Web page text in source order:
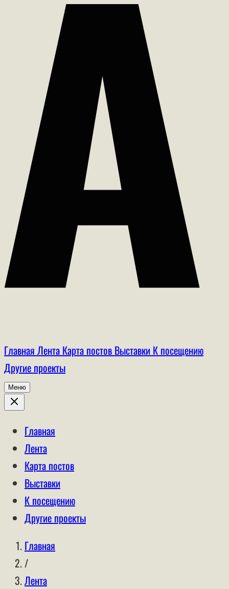
Главная Лента Карта постов Выставки К посещению
Другие проекты
Меню
Главная
Лента
Карта постов
Выставки
К посещению
Другие проекты
Главная
/
Лента